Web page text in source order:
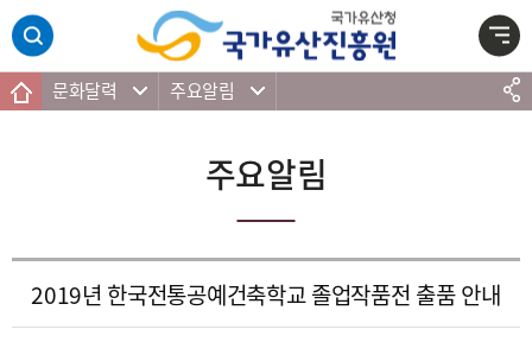
본문 바로가기
주메뉴 바로가기
하단 바로가기
문화달력 주요알림
주요알림
2019년 한국전통공예건축학교 졸업작품전 출품 안내